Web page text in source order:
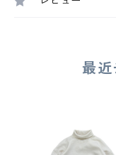
最